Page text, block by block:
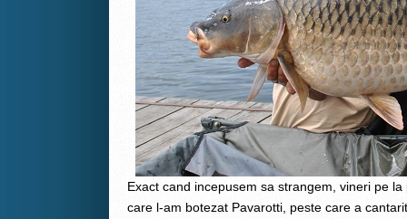
Exact cand incepusem sa strangem, vineri pe
care l-am botezat Pavarotti, peste care a